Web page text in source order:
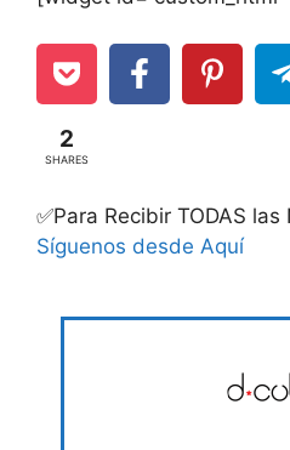
2
SHARES
✅Para Recibir TODAS
Síguenos desde Aquí